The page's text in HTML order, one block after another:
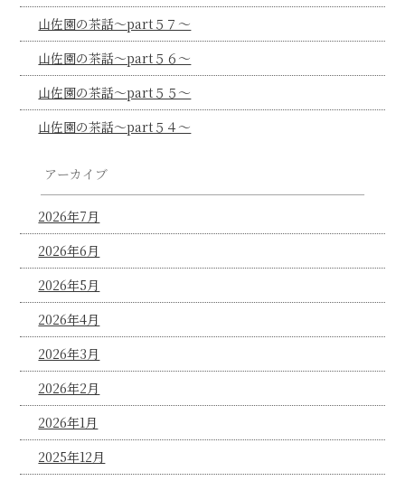
山佐園の茶話～part５７～
山佐園の茶話～part５６～
山佐園の茶話～part５５～
山佐園の茶話～part５４～
アーカイブ
2026年7月
2026年6月
2026年5月
2026年4月
2026年3月
2026年2月
2026年1月
2025年12月